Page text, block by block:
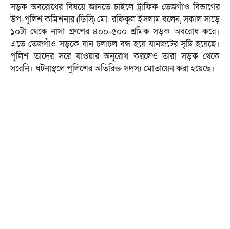
সড়ক অবরোধের বিষয়ে জানতে চাইলে ট্রাফিক তেজগাঁও বিভাগের
উপ-পুলিশ কমিশনার (ডিসি) মো. রফিকুল ইসলাম বলেন, সকাল সাড়ে
১০টা থেকে নাসা গ্রুপের ৪০০-৫০০ শ্রমিক সড়ক অবরোধ করে।
এতে তেজগাঁও সড়কে যান চলাচল বন্ধ হয়ে যানজটের সৃষ্টি হয়েছে।
পুলিশ তাদের সরে যাওয়ার অনুরোধ করলেও তারা সড়ক থেকে
সরেনি। ঘটনাস্থলে পুলিশের অতিরিক্ত সদস্য মোতায়েন করা হয়েছে।